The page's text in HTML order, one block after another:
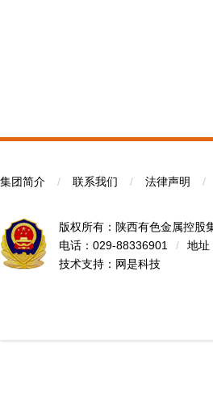
集团简介 / 联系我们 / 法律声明 /
版权所有：陕西有色金属控股
电话：029-88336901
/
地址
技术支持： 网是科技